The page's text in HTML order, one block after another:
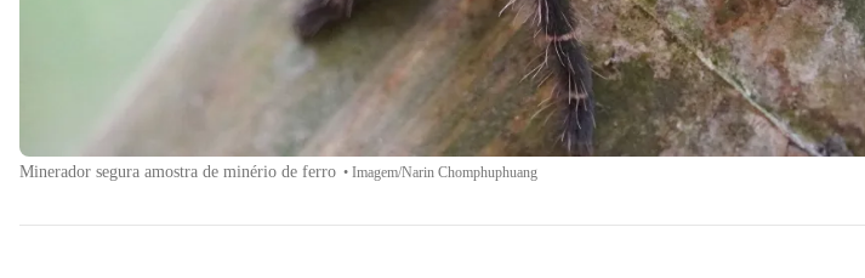
Minerador segura amostra de minério de ferro • Imagem/Narin Chomphuphuang